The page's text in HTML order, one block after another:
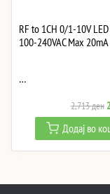
RF to 1CH 0/1-10V
100-240VAC Max 20mA
…
2,713ден
Додај во